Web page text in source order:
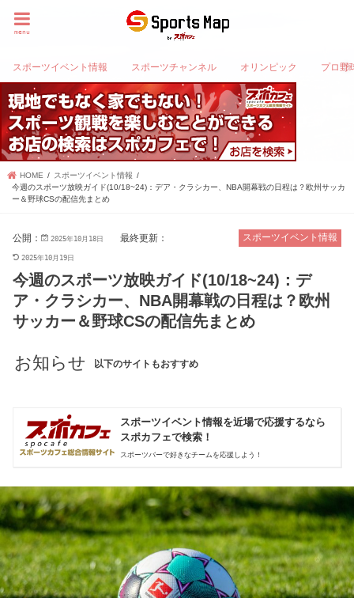
menu
スポーツイベント情報 スポーツチャンネル オリンピック プロ野
HOME
スポーツイベント情報
今週のスポーツ放映ガイド(10/18~24)：デア・クラシカー、NBA開幕戦の日程は？欧州サッカ
ー＆野球CSの配信先まとめ
スポーツイベント情報
公開： 2025年10月18日 最終更新：
2025年10月19日
今週のスポーツ放映ガイド(10/18~24)：デ
ア・クラシカー、NBA開幕戦の日程は？欧州
サッカー＆野球CSの配信先まとめ
お知らせ 以下のサイトもおすすめ
スポーツイベント情報を近場で応援するなら
スポカフェで検索！
スポーツバーで好きなチームを応援しよう！